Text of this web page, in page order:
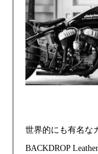
世界的にも有名な
BACKDROP